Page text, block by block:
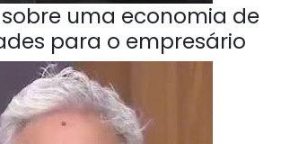
uma economia de
para o empresário